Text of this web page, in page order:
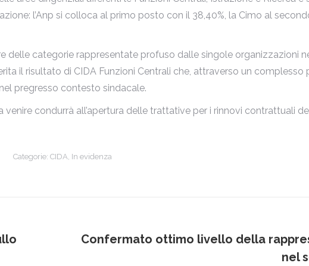
l’Anp si colloca al primo posto con il 38,40%, la Cimo al secondo
delle categorie rappresentate profuso dalle singole organizzazioni
il risultato di CIDA Funzioni Centrali che, attraverso un
pregresso contesto sindacale.
condurrà all’apertura delle trattative per i rinnovi contrattuali
Categorie: CIDA, In evidenza
Prossimo
Confermato ottimo livello della
nel